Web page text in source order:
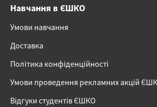
Навчання в ЄШКО
Умови навчання
Доставка
Політика конфіденційності
Умови проведення рекламних акцій
Відгуки студентів ЄШКО